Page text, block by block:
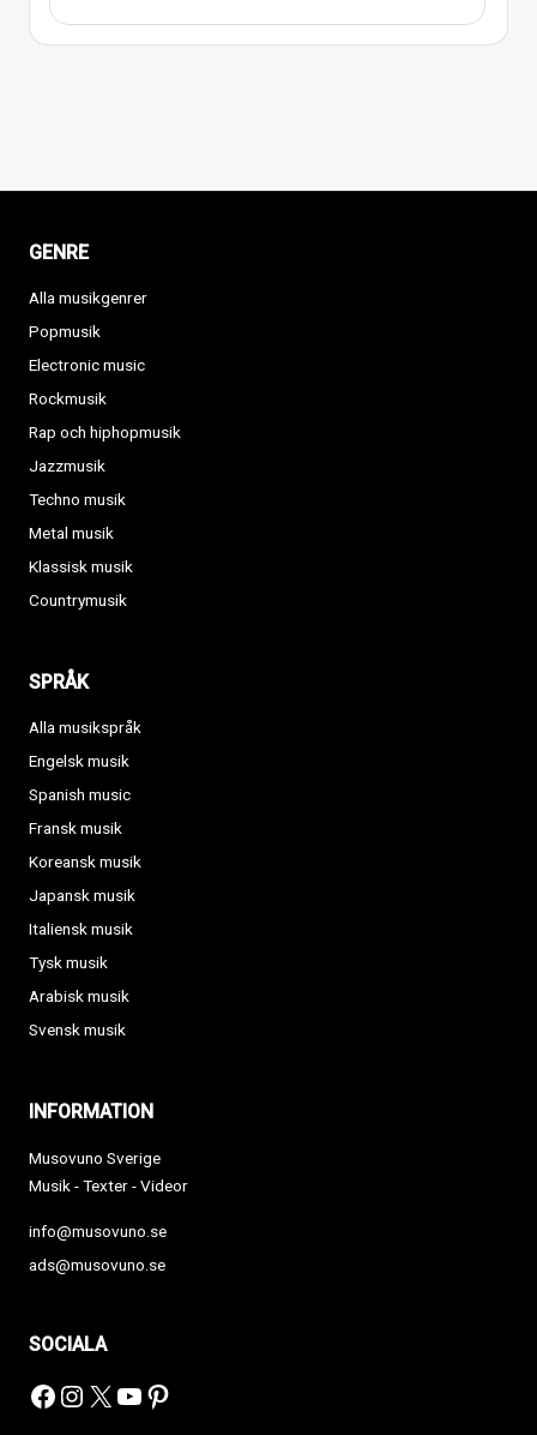
GENRE
Alla musikgenrer
Popmusik
Electronic music
Rockmusik
Rap och hiphopmusik
Jazzmusik
Techno musik
Metal musik
Klassisk musik
Countrymusik
SPRÅK
Alla musikspråk
Engelsk musik
Spanish music
Fransk musik
Koreansk musik
Japansk musik
Italiensk musik
Tysk musik
Arabisk musik
Svensk musik
INFORMATION
Musovuno Sverige
Musik - Texter - Videor
info@musovuno.se
ads@musovuno.se
SOCIALA
Facebook
Instagram
X YouTube
Pinterest